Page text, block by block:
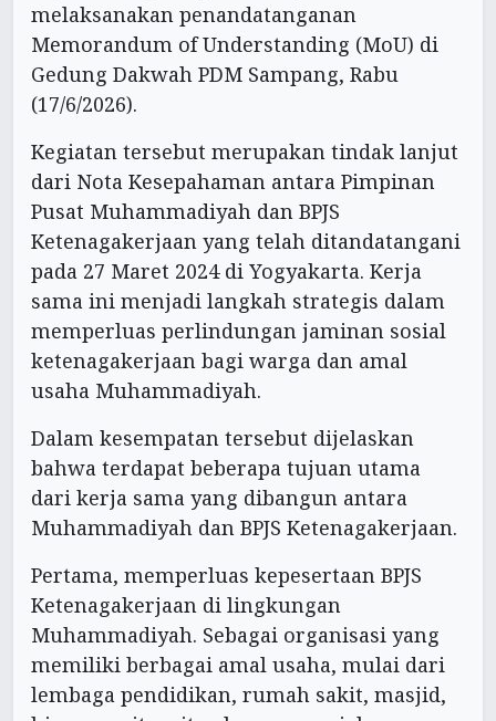
melaksanakan penandatanganan
Memorandum of Understanding (MoU) di
Gedung Dakwah PDM Sampang, Rabu
(17/6/2026).
Kegiatan tersebut merupakan tindak lanjut
dari Nota Kesepahaman antara Pimpinan
Pusat Muhammadiyah dan BPJS
Ketenagakerjaan yang telah ditandatangani
pada 27 Maret 2024 di Yogyakarta. Kerja
sama ini menjadi langkah strategis dalam
memperluas perlindungan jaminan sosial
ketenagakerjaan bagi warga dan amal
usaha Muhammadiyah.
Dalam kesempatan tersebut dijelaskan
bahwa terdapat beberapa tujuan utama
dari kerja sama yang dibangun antara
Muhammadiyah dan BPJS Ketenagakerjaan.
Pertama, memperluas kepesertaan BPJS
Ketenagakerjaan di lingkungan
Muhammadiyah. Sebagai organisasi yang
memiliki berbagai amal usaha, mulai dari
lembaga pendidikan, rumah sakit, masjid,